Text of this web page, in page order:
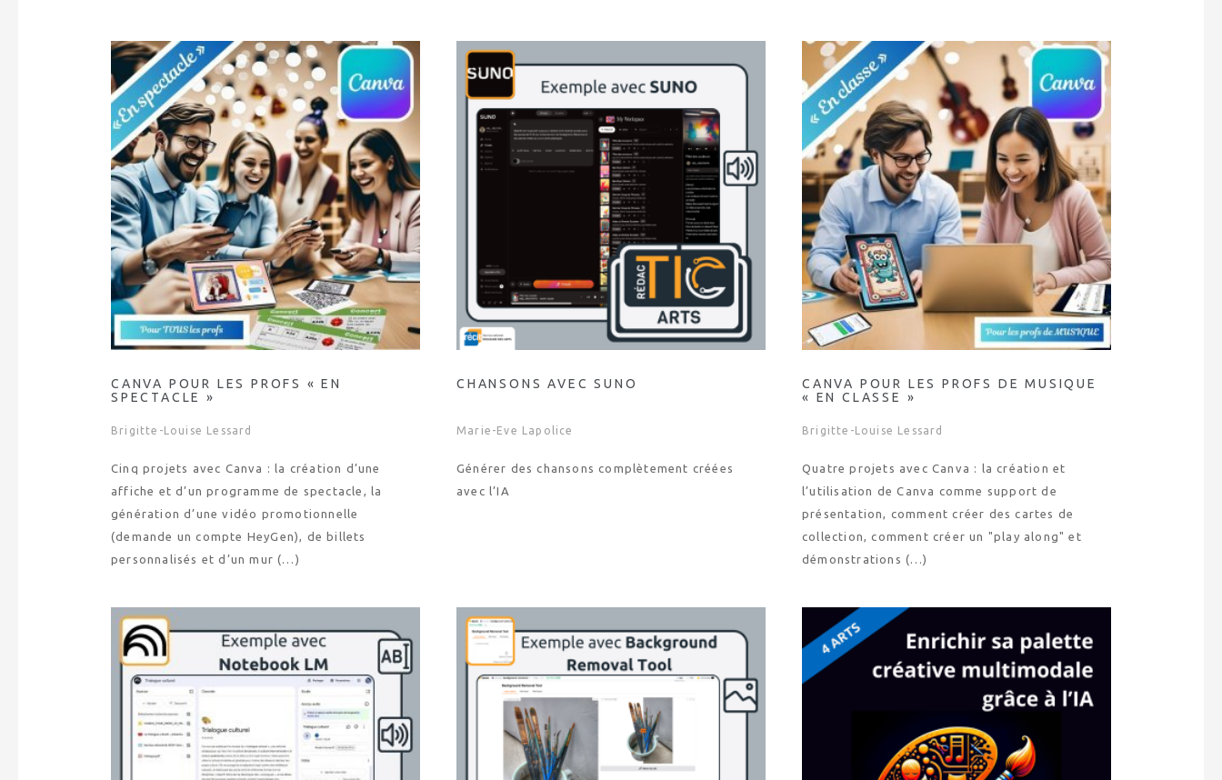
CANVA POUR LES PROFS « EN
SPECTACLE »
Brigitte-Louise Lessard
Cinq projets avec Canva : la création d’une
affiche et d’un programme de spectacle, la
génération d’une vidéo promotionnelle
(demande un compte HeyGen), de billets
personnalisés et d’un mur (…)
CHANSONS AVEC SUNO
Marie-Eve Lapolice
Générer des chansons complètement créées
avec l’IA
CANVA POUR LES PROFS DE MUSIQUE
« EN CLASSE »
Brigitte-Louise Lessard
Quatre projets avec Canva : la création et
l’utilisation de Canva comme support de
présentation, comment créer des cartes de
collection, comment créer un "play along" et
démonstrations (…)